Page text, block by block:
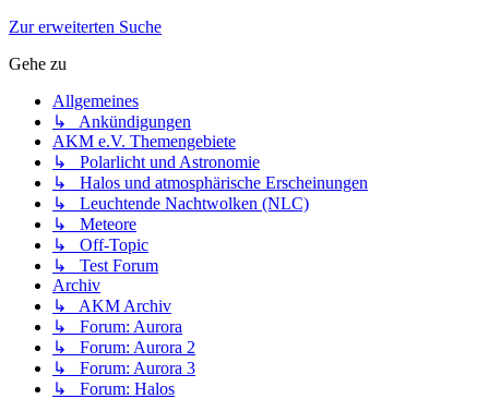
Zur erweiterten Suche
Gehe zu
Allgemeines
↳ Ankündigungen
AKM e.V. Themengebiete
↳ Polarlicht und Astronomie
↳ Halos und atmosphärische Erscheinungen
↳ Leuchtende Nachtwolken (NLC)
↳ Meteore
↳ Off-Topic
↳ Test Forum
Archiv
↳ AKM Archiv
↳ Forum: Aurora
↳ Forum: Aurora 2
↳ Forum: Aurora 3
↳ Forum: Halos